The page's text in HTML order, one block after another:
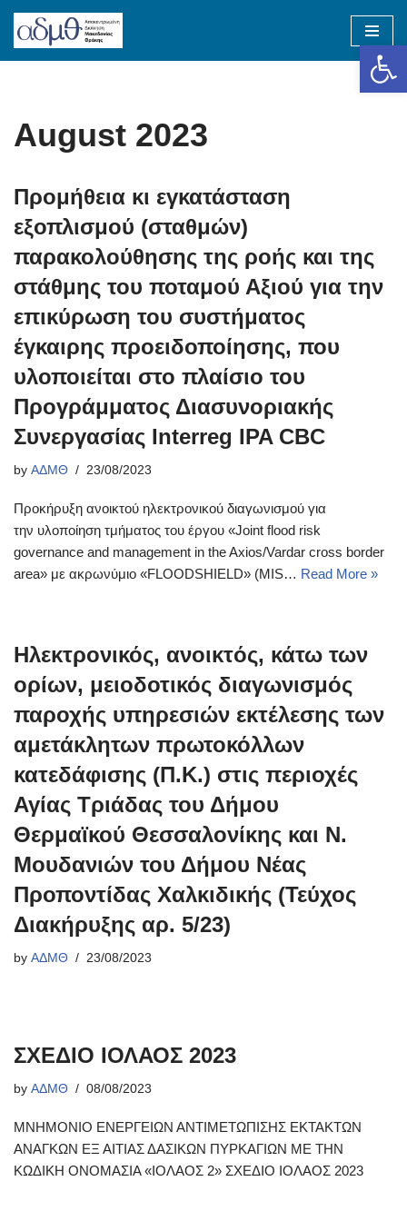
Skip
August 2023
Προμήθεια κι εγκατάσταση
εξοπλισμού (σταθμών)
παρακολούθησης της ροής και της
στάθμης του ποταμού Αξιού για την
επικύρωση του συστήματος
έγκαιρης προειδοποίησης, που
υλοποιείται στο πλαίσιο του
Προγράμματος Διασυνοριακής
Συνεργασίας Interreg IPA CBC
by ΑΔΜΘ 23/08/2023
Προκήρυξη ανοικτού ηλεκτρονικού διαγωνισμού για
την υλοποίηση τμήματος του έργου «Joint flood risk
governance and management in the Axios/Vardar cross border
area» με ακρωνύμιο «FLOODSHIELD» (MIS… Read More »
Ηλεκτρονικός, ανοικτός, κάτω των
ορίων, μειοδοτικός διαγωνισμός
παροχής υπηρεσιών εκτέλεσης των
αμετάκλητων πρωτοκόλλων
κατεδάφισης (Π.Κ.) στις περιοχές
Αγίας Τριάδας του Δήμου
Θερμαϊκού Θεσσαλονίκης και Ν.
Μουδανιών του Δήμου Νέας
Προποντίδας Χαλκιδικής (Τεύχος
Διακήρυξης αρ. 5/23)
by ΑΔΜΘ 23/08/2023
ΣΧΕΔΙΟ ΙΟΛΑΟΣ 2023
by ΑΔΜΘ 08/08/2023
ΜΝΗΜΟΝΙΟ ΕΝΕΡΓΕΙΩΝ ΑΝΤΙΜΕΤΩΠΙΣΗΣ ΕΚΤΑΚΤΩΝ
ΑΝΑΓΚΩΝ ΕΞ ΑΙΤΙΑΣ ΔΑΣΙΚΩΝ ΠΥΡΚΑΓΙΩΝ ΜΕ ΤΗΝ
ΚΩΔΙΚΗ ΟΝΟΜΑΣΙΑ «ΙΟΛΑΟΣ 2» ΣΧΕΔΙΟ ΙΟΛΑΟΣ 2023